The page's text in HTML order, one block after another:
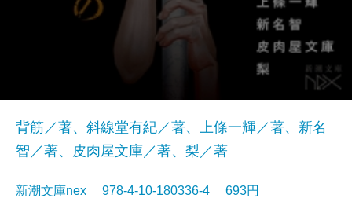
背筋／著、斜線堂有紀／著、上條一輝／著、新名
智／著、皮肉屋文庫／著、梨／著
新潮文庫nex 978-4-10-180336-4 693円